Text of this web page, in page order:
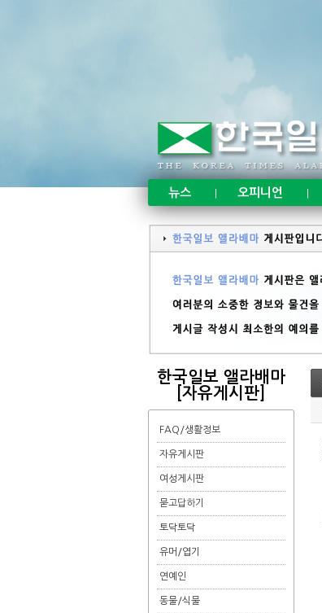
뉴스 오피니언
한국일보 앨라배마
[자유게시판]
FAQ/생활정보
자유게시판
여성게시판
묻고답하기
토닥토닥
유머/엽기
연예인
동물/식물